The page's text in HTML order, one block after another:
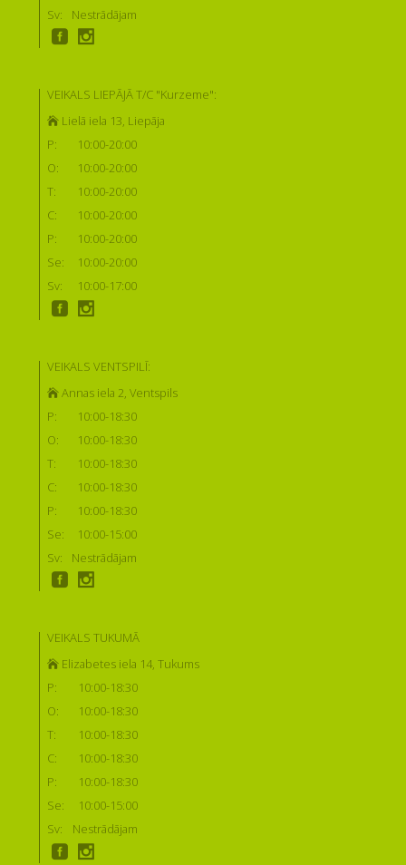
Sv:
Nestrādājam
VEIKALS LIEPĀJĀ T/C "Kurzeme":
Lielā iela 13, Liepāja
P:
10:00-20:00
O:
10:00-20:00
T:
10:00-20:00
C:
10:00-20:00
P:
10:00-20:00
Se:
10:00-20:00
Sv:
10:00-17:00
VEIKALS VENTSPILĪ:
Annas iela 2, Ventspils
P:
10:00-18:30
O:
10:00-18:30
T:
10:00-18:30
C:
10:00-18:30
P:
10:00-18:30
Se:
10:00-15:00
Sv:
Nestrādājam
VEIKALS TUKUMĀ
Elizabetes iela 14, Tukums
P:
10:00-18:30
O:
10:00-18:30
T:
10:00-18:30
C:
10:00-18:30
P:
10:00-18:30
Se:
10:00-15:00
Sv:
Nestrādājam